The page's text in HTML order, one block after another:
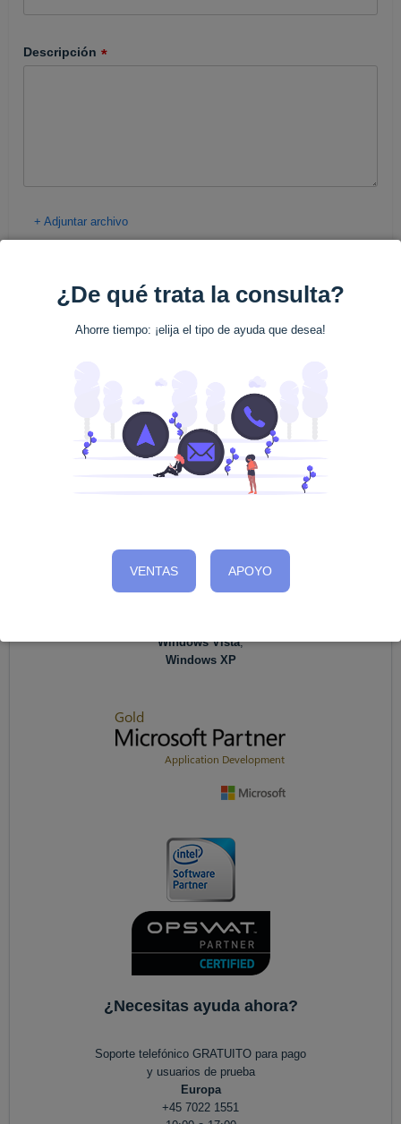
Descripción
+ Adjuntar archivo
SPAMfighter trabaja con
Windows 10
Windows Vista,
Windows XP
¿Necesitas ayuda ahora?
Soporte telefónico GRATUITO para pago
y usuarios de prueba
Europa
+45 7022 1551
¿De qué trata la consulta?
Ahorre tiempo: ¡elija el tipo de ayuda que desea!
VENTAS APOYO